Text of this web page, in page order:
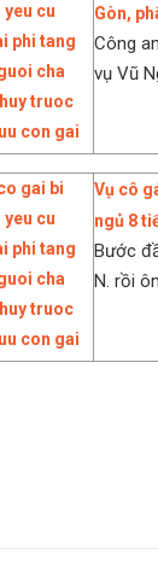
Gòn,
Công
vụ Vũ
Vụ cô
ngủ 8
Bước
N. rồi